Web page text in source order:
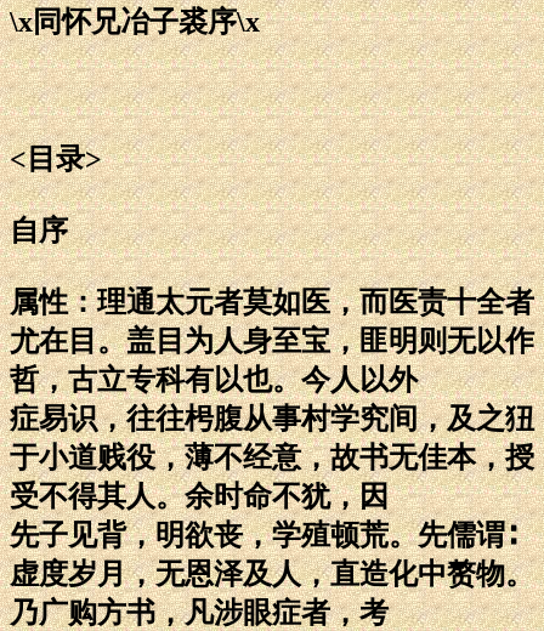
\x同怀兄冶子裘序\x
<目录>
自序
属性：理通太元者莫如医，而医责十全者
尤在目。盖目为人身至宝，匪明则无以作
哲，古立专科有以也。今人以外
症易识，往往枵腹从事村学究间，及之狃
于小道贱役，薄不经意，故书无佳本，授
受不得其人。余时命不犹，因
先子见背，明欲丧，学殖顿荒。先儒谓∶
虚度岁月，无恩泽及人，直造化中赘物。
乃广购方书，凡涉眼症者，考